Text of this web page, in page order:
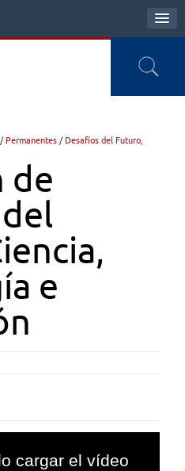
/ Permanentes / Desafíos del Futuro,
de
e
cargar el vídeo